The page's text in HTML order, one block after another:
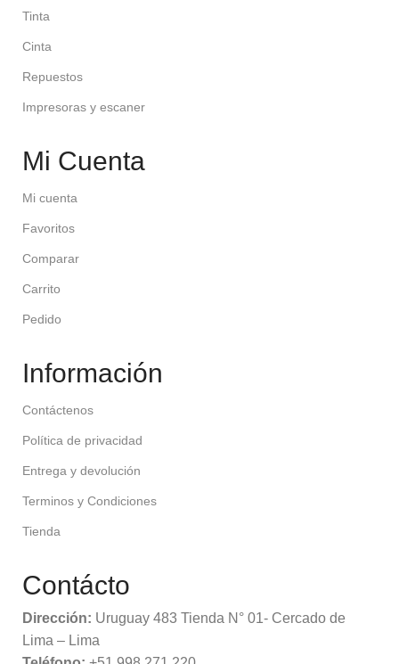
Tinta
Cinta
Repuestos
Impresoras y escaner
Mi Cuenta
Mi cuenta
Favoritos
Comparar
Carrito
Pedido
Información
Contáctenos
Política de privacidad
Entrega y devolución
Terminos y Condiciones
Tienda
Contácto
Dirección: Uruguay 483 Tienda N° 01- Cercado de
Lima – Lima